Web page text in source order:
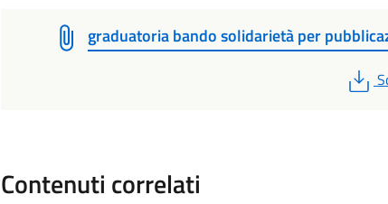
graduatoria bando solidarietà per
Contenuti correlati